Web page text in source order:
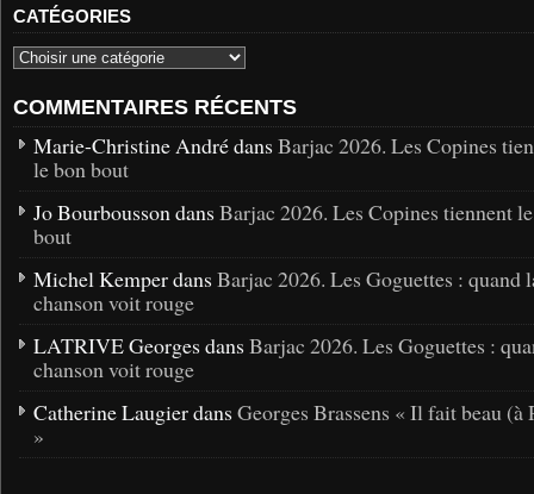
CATÉGORIES
COMMENTAIRES RÉCENTS
Marie-Christine André dans Barjac 2026. Les Copines
le bon bout
Jo Bourbousson dans Barjac 2026. Les Copines tiennent
bout
Michel Kemper dans Barjac 2026. Les Goguettes : quand
chanson voit rouge
LATRIVE Georges dans Barjac 2026. Les Goguettes :
chanson voit rouge
Catherine Laugier dans Georges Brassens « Il fait beau (à
»